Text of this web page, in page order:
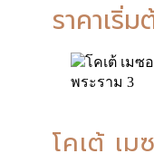
ราคาเริ่
โคเต้ เ